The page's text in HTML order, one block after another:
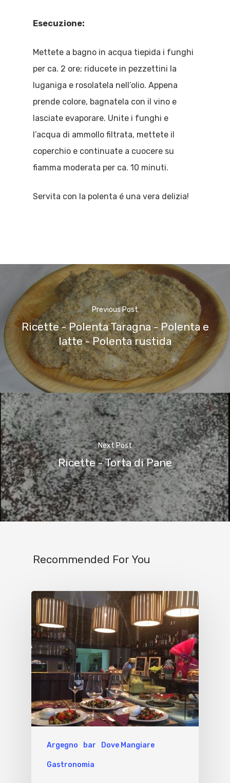
Esecuzione:
Mettete a bagno in acqua tiepida i funghi
per ca. 2 ore; riducete in pezzettini la
luganiga e rosolatela nell’olio. Appena
prende colore, bagnatela con il vino e
lasciate evaporare. Unite i funghi e
l’acqua di ammollo filtrata, mettete il
coperchio e continuate a cuocere su
fiamma moderata per ca. 10 minuti.
Servita con la polenta é una vera delizia!
Previous Post
Ricette - Polenta Taragna - Polenta e
latte - Polenta rustida
Next Post
Ricette - Torta di Pane
Recommended For You
Argegno bar Dove Mangiare
Gastronomia